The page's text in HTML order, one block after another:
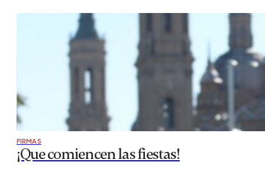
FIRMAS
¡Que comiencen las fiestas!